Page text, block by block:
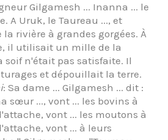
Gilgamesh ... Inanna ... le
A Uruk, le Taureau ..., et
rivière à grandes gorgées. À
il utilisait un mille de la
soif n'était pas satisfaite. Il
et dépouillait la terre.
: Sa dame ... Gilgamesh ... dit :
sœur ..., vont ... les bovins à
vont ... les moutons à
vont ... à leurs